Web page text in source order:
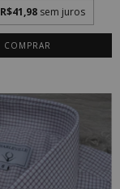
R$41,98 sem juros
COMPRAR